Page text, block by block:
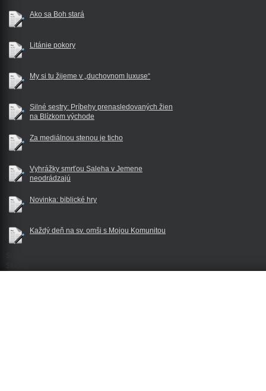
Ako sa Boh stará
Litánie pokory
My si tu žijeme v „duchovnom luxuse“
Silné sestry: Príbehy prenasledovaných žien
na Blízkom východe
Za mediálnou stenou je ticho
Vyhrážky smrťou Saleha v Jemene
neodrádzajú
Novinka: biblické hry
Každý deň na sv. omši s Mojou Komunitou